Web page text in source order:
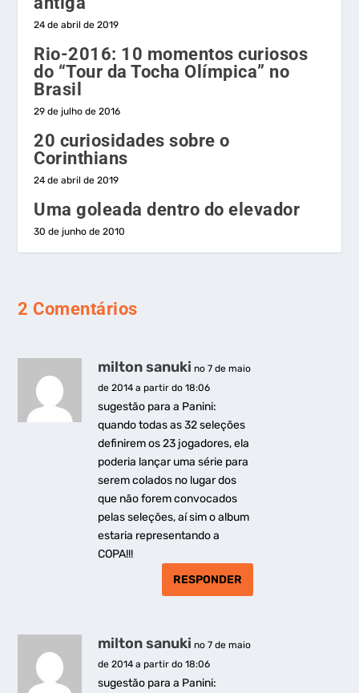
24 de abril de 2019
Rio-2016: 10 momentos curiosos
do “Tour da Tocha Olímpica” no
Brasil
29 de julho de 2016
20 curiosidades sobre o
Corinthians
24 de abril de 2019
Uma goleada dentro do elevador
30 de junho de 2010
2 Comentários
milton sanuki no 7 de maio
de 2014 a partir do 18:06
sugestão para a Panini:
quando todas as 32 seleções
definirem os 23 jogadores, ela
poderia lançar uma série para
serem colados no lugar dos
que não forem convocados
pelas seleções, aí sim o album
estaria representando a
COPA!!!
RESPONDER
milton sanuki no 7 de maio
de 2014 a partir do 18:06
sugestão para a Panini: